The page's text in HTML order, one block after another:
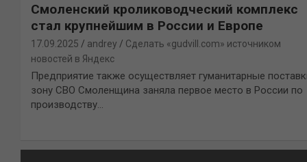
Смоленский кролиководческий комплекс
стал крупнейшим в России и Европе
17.09.2025 andrey
Сделать «gudvill.com» источником
новостей в Яндекс
Предприятие также осуществляет гуманитарные
зону СВО Смоленщина заняла первое место в России по
производству…